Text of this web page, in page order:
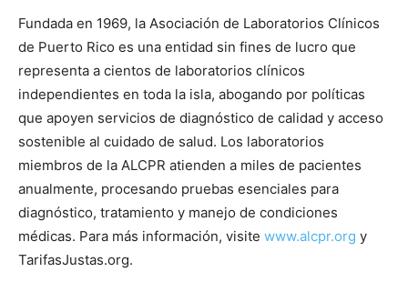
Fundada en 1969, la Asociación de Laboratorios Clínicos
de Puerto Rico es una entidad sin fines de lucro que
representa a cientos de laboratorios clínicos
independientes en toda la isla, abogando por políticas
que apoyen servicios de diagnóstico de calidad y acceso
sostenible al cuidado de salud. Los laboratorios
miembros de la ALCPR atienden a miles de pacientes
anualmente, procesando pruebas esenciales para
diagnóstico, tratamiento y manejo de condiciones
médicas. Para más información, visite www.alcpr.org y
TarifasJustas.org.